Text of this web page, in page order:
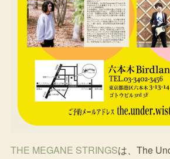
THE MEGANE STRINGSは、The